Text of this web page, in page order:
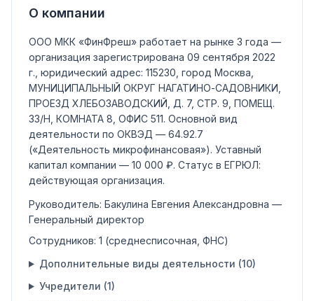
О компании
ООО МКК «ФинФреш» работает на рынке 3 года —
организация зарегистрирована 09 сентября 2022
г., юридический адрес: 115230, город Москва,
МУНИЦИПАЛЬНЫЙ ОКРУГ НАГАТИНО-САДОВНИКИ,
ПРОЕЗД ХЛЕБОЗАВОДСКИЙ, Д. 7, СТР. 9, ПОМЕЩ.
33/Н, КОМНАТА 8, ОФИС 511. Основной вид
деятельности по ОКВЭД — 64.92.7
(«Деятельность микрофинансовая»). Уставный
капитал компании — 10 000 ₽. Статус в ЕГРЮЛ:
действующая организация.
Руководитель: Бакулина Евгения Александровна —
Генеральный директор
Сотрудников: 1 (среднесписочная, ФНС)
Дополнительные виды деятельности (10)
Учредители (1)